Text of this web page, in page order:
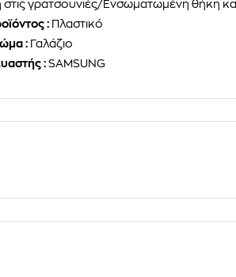
στις γρατσουνιές/Ενσωματωμένη θήκη
: Πλαστικό
: Γαλάζιο
:SAMSUNG